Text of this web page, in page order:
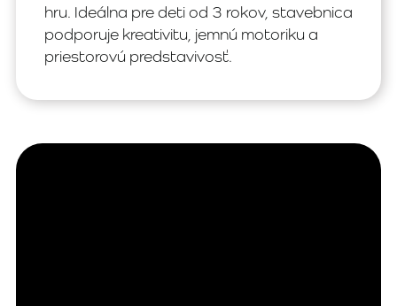
hru. Ideálna pre deti od 3 rokov, stavebnica
podporuje kreativitu, jemnú motoriku a
priestorovú predstavivosť.